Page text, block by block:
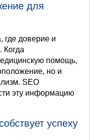
для
где доверие и
Когда
помощь,
но и
SEO
эту информацию
успеху